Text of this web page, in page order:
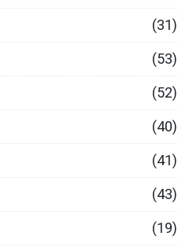
(31)
(53)
(52)
(40)
(41)
(43)
(19)